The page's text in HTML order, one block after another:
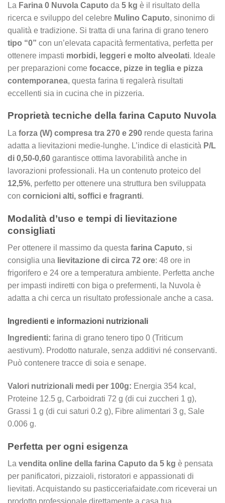
La Farina 0 Nuvola Caputo da 5 kg è il risultato della
ricerca e sviluppo del celebre Mulino Caputo, sinonimo di
qualità e tradizione. Si tratta di una farina di grano tenero
tipo “0” con un’elevata capacità fermentativa, perfetta per
ottenere impasti morbidi, leggeri e molto alveolati. Ideale
per preparazioni come focacce, pizze in teglia e pizza
contemporanea, questa farina ti regalerà risultati
eccellenti sia in cucina che in pizzeria.
Proprietà tecniche della farina Caputo Nuvola
La forza (W) compresa tra 270 e 290 rende questa farina
adatta a lievitazioni medie-lunghe. L’indice di elasticità P/L
di 0,50-0,60 garantisce ottima lavorabilità anche in
lavorazioni professionali. Ha un contenuto proteico del
12,5%, perfetto per ottenere una struttura ben sviluppata
con cornicioni alti, soffici e fragranti.
Modalità d’uso e tempi di lievitazione
consigliati
Per ottenere il massimo da questa farina Caputo, si
consiglia una lievitazione di circa 72 ore: 48 ore in
frigorifero e 24 ore a temperatura ambiente. Perfetta anche
per impasti indiretti con biga o prefermenti, la Nuvola è
adatta a chi cerca un risultato professionale anche a casa.
Ingredienti e informazioni nutrizionali
Ingredienti: farina di grano tenero tipo 0 (Triticum
aestivum). Prodotto naturale, senza additivi né conservanti.
Può contenere tracce di soia e senape.
Valori nutrizionali medi per 100g: Energia 354 kcal,
Proteine 12.5 g, Carboidrati 72 g (di cui zuccheri 1 g),
Grassi 1 g (di cui saturi 0.2 g), Fibre alimentari 3 g, Sale
0.006 g.
Perfetta per ogni esigenza
La vendita online della farina Caputo da 5 kg è pensata
per panificatori, pizzaioli, ristoratori e appassionati di
lievitati. Acquistando su pasticceriafaidate.com riceverai un